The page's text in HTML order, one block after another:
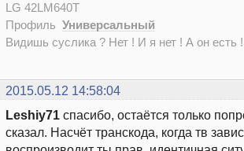
LG 42LM640T
Профиль Универсальный
Видишь суслика ? Нет ! И я нет ! А он есть
2015.05.12 14:58:04
Leshiy71 спасибо, остаётся только
сказал. Насчёт транскода, когда тв